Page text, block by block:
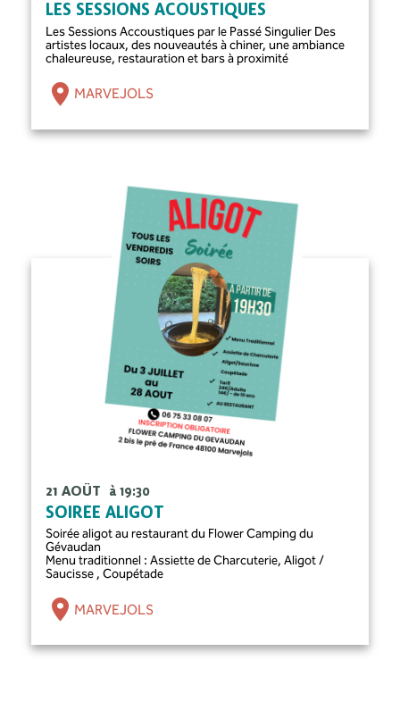
LES SESSIONS ACOUSTIQUES
Les Sessions Accoustiques par le Passé Singulier Des
artistes locaux, des nouveautés à chiner, une ambiance
chaleureuse, restauration et bars à proximité
MARVEJOLS
21 AOÛT à 19:30
SOIRÉE ALIGOT
Soirée aligot au restaurant du Flower Camping du
Gévaudan
Menu traditionnel : Assiette de Charcuterie, Aligot /
Saucisse , Coupétade
MARVEJOLS